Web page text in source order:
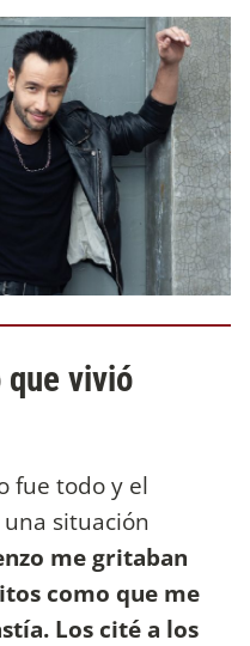
que vivió
fue todo y el
situación
me gritaban
como que me
Los cité a los